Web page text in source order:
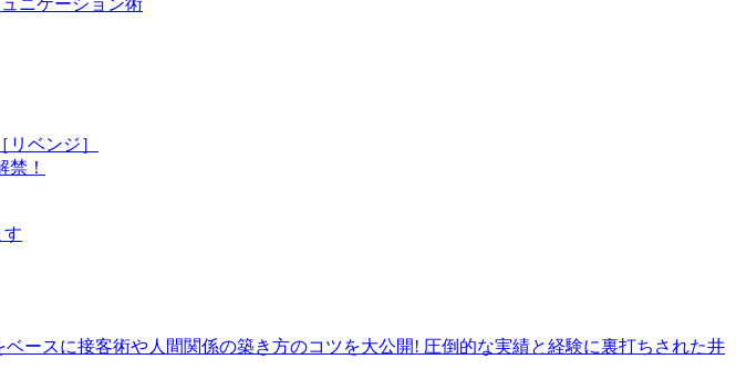
ベンジ］
！
す
ースに接客術や人間関係の築き方のコツを大公開! 圧倒的な実績と経験に裏打ちされた井